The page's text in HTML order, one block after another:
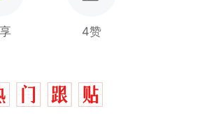
4赞